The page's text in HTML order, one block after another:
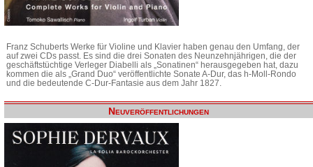
Franz Schuberts Werke für Violine und Klavier haben genau den Umfang, der
auf zwei CDs passt. Es sind die drei Sonaten des Neunzehnjährigen, die der
geschäftstüchtige Verleger Diabelli als „Sonatinen“ herausgegeben hat, dazu
kommen die als „Grand Duo“ veröffentlichte Sonate A-Dur, das h-Moll-Rondo
und die bedeutende C-Dur-Fantasie aus dem Jahr 1827.
Neuveröffentlichungen